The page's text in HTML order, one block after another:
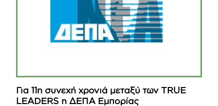
Για 11η συνεχή χρονιά μεταξύ των TRUE
LEADERS η ΔΕΠΑ Εμπορίας